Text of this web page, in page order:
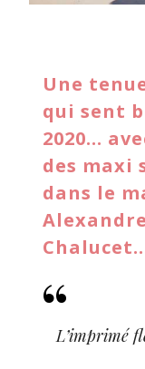
Une
qui sent
2020...
des maxi
dans le
L’imprimé